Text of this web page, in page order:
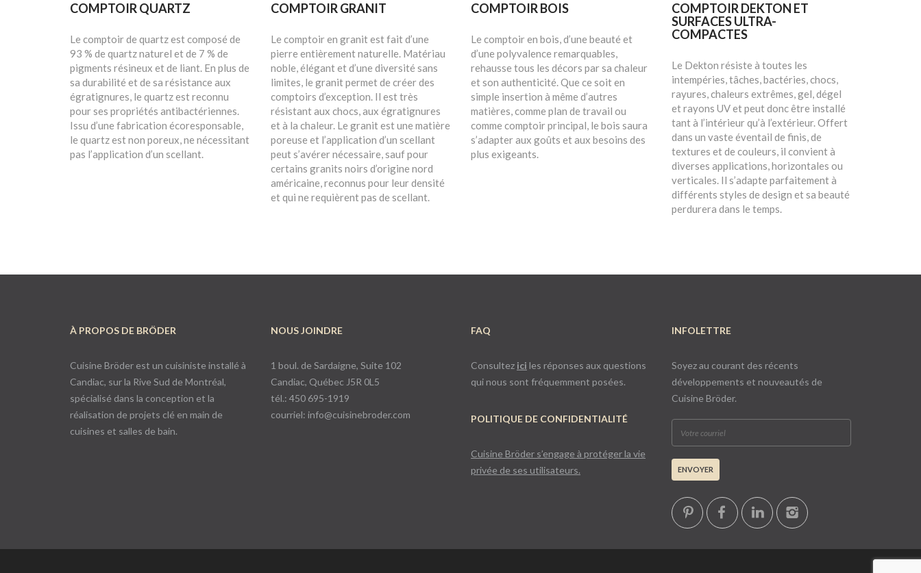
COMPTOIR QUARTZ
Le comptoir de quartz est composé de
93 % de quartz naturel et de 7 % de
pigments résineux et de liant. En plus de
sa durabilité et de sa résistance aux
égratignures, le quartz est reconnu
pour ses propriétés antibactériennes.
Issu d’une fabrication écoresponsable,
le quartz est non poreux, ne nécessitant
pas l’application d’un scellant.
COMPTOIR GRANIT
Le comptoir en granit est fait d’une
pierre entièrement naturelle. Matériau
noble, élégant et d’une diversité sans
limites, le granit permet de créer des
comptoirs d’exception. Il est très
résistant aux chocs, aux égratignures
et à la chaleur. Le granit est une matière
poreuse et l’application d’un scellant
peut s’avérer nécessaire, sauf pour
certains granits noirs d’origine nord
américaine, reconnus pour leur densité
et qui ne requièrent pas de scellant.
COMPTOIR BOIS
Le comptoir en bois, d’une beauté et
d’une polyvalence remarquables,
rehausse tous les décors par sa chaleur
et son authenticité. Que ce soit en
simple insertion à même d’autres
matières, comme plan de travail ou
comme comptoir principal, le bois saura
s’adapter aux goûts et aux besoins des
plus exigeants.
COMPTOIR DEKTON ET
SURFACES ULTRA-
COMPACTES
Le Dekton résiste à toutes les
intempéries, tâches, bactéries, chocs,
rayures, chaleurs extrêmes, gel, dégel
et rayons UV et peut donc être installé
tant à l’intérieur qu’à l’extérieur. Offert
dans un vaste éventail de finis, de
textures et de couleurs, il convient à
diverses applications, horizontales ou
verticales. Il s’adapte parfaitement à
différents styles de design et sa beauté
perdurera dans le temps.
À PROPOS DE BRÖDER
Cuisine Bröder est un cuisiniste installé à
Candiac, sur la Rive Sud de Montréal,
spécialisé dans la conception et la
réalisation de projets clé en main de
cuisines et salles de bain.
NOUS JOINDRE
1 boul. de Sardaigne, Suite 102
Candiac, Québec J5R 0L5
tél.: 450 695-1919
courriel: info@cuisinebroder.com
FAQ
Consultez ici les réponses aux questions
qui nous sont fréquemment posées.
POLITIQUE DE CONFIDENTIALITÉ
Cuisine Bröder s’engage à protéger la vie
privée de ses utilisateurs.
INFOLETTRE
Soyez au courant des récents
développements et nouveautés de
Cuisine Bröder.